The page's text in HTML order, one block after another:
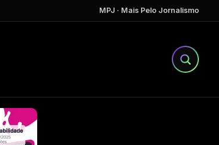
MPJ · Mais Pelo Jornalismo